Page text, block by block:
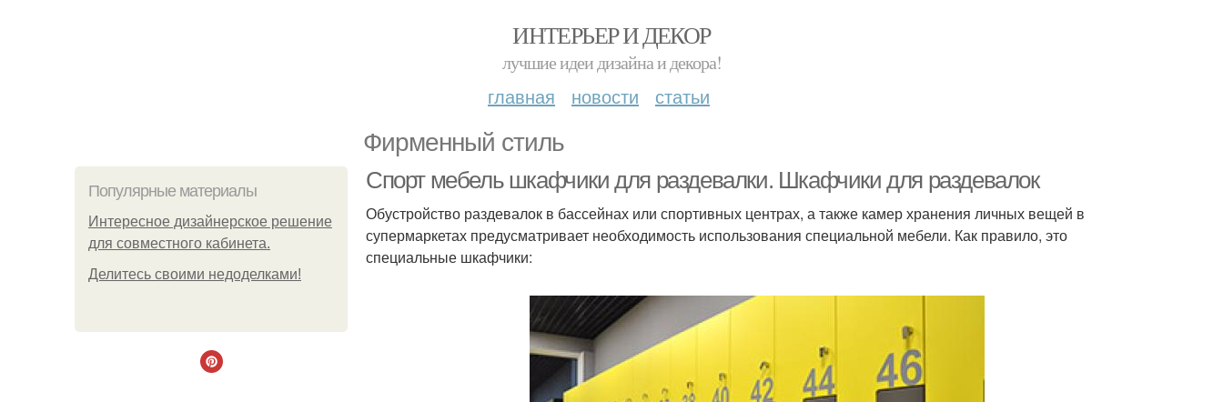
ИНТЕРЬЕР И ДЕКОР
лучшие идеи дизайна и декора!
главная новости статьи
Фирменный стиль
Популярные материалы
Интересное дизайнерское решение
для совместного кабинета.
Делитесь своими недоделками!
Спорт мебель шкафчики для раздевалки. Шкафчики для раздевалок
Обустройство раздевалок в бассейнах или спортивных центрах, а также камер хранения личных вещей в
супермаркетах предусматривает необходимость использования специальной мебели. Как правило, это
специальные шкафчики: